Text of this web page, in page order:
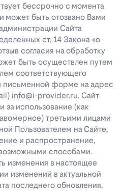
бессрочно с момента
может быть отозвано Вами
Сайта
ст. 14 Закона «о
согласия на обработку
быть осуществлен путем
соответствующего
письменной форме на адрес
info@i-provider.ru. Сайт
за использование (как
третьими лицами
Пользователем на Сайте,
и распространение,
способами.
изменения в настоящее
изменений в актуальной
последнего обновления.